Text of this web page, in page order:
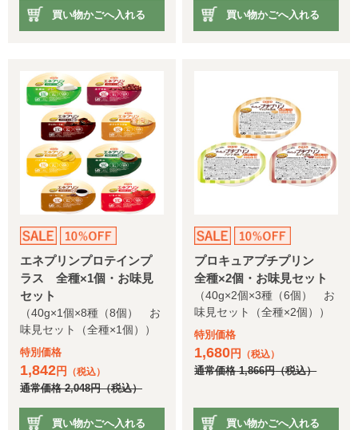
買い物かごへ入れる 買い物かごへ入れる
エネプリンプロテインプ
ラス 全種×1個・お味見
セット
（40g×1個×8種（8個） お
味見セット（全種×1個））
特別価格
1,842円 （税込）
通常価格2,048円（税込）
買い物かごへ入れる
プロキュアプチプリン
全種×2個・お味見セット
（40g×2個×3種（6個） お
味見セット（全種×2個））
特別価格
1,680円 （税込）
通常価格1,866円（税込）
買い物かごへ入れる